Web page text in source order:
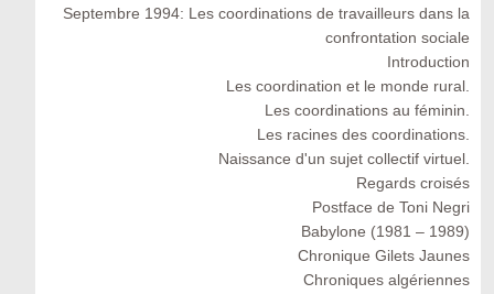
Septembre 1994: Les coordinations de travailleurs dans la
confrontation sociale
Introduction
Les coordination et le monde rural.
Les coordinations au féminin.
Les racines des coordinations.
Naissance d'un sujet collectif virtuel.
Regards croisés
Postface de Toni Negri
Babylone (1981 – 1989)
Chronique Gilets Jaunes
Chroniques algériennes